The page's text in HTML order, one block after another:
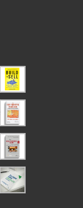
Lexique Lean, version pdf, expédié par mail.